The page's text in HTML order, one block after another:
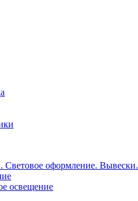
Световое оформление. Вывески.
освещение